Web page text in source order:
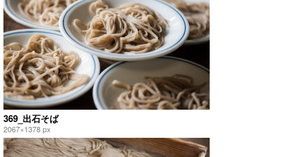
369_出石そば
2067×1378 px